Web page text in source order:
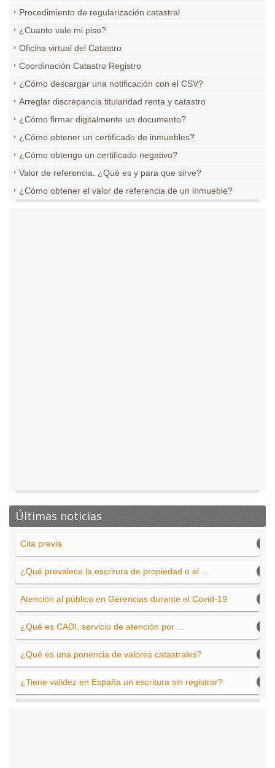
Procedimiento de regularización catastral
¿Cuanto vale mi piso?
Oficina virtual del Catastro
Coordinación Catastro Registro
¿Cómo descargar una notificación con el CSV?
Arreglar discrepancia titularidad renta y catastro
¿Cómo firmar digitalmente un documento?
¿Cómo obtener un certificado de inmuebles?
¿Cómo obtengo un certificado negativo?
Valor de referencia. ¿Qué es y para que sirve?
¿Cómo obtener el valor de referencia de un inmueble?
Últimas noticias
Cita previa
¿Qué prevalece la escritura de propiedad o el ...
Atención al público en Gerencias durante el Covid-19
¿Qué es CADI, servicio de atención por ...
¿Qué es una ponencia de valores catastrales?
¿Tiene validez en España un escritura sin registrar?